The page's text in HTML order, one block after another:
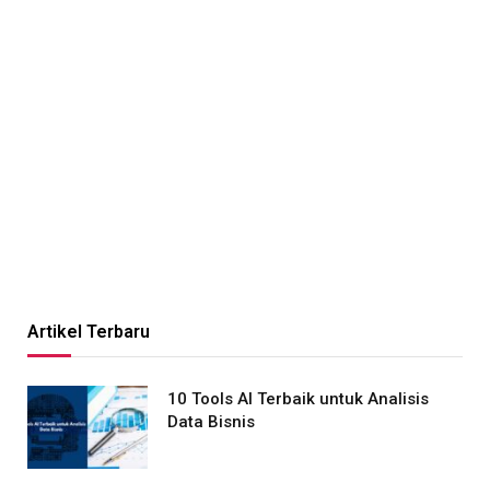
Artikel Terbaru
10 Tools AI Terbaik untuk Analisis
Data Bisnis